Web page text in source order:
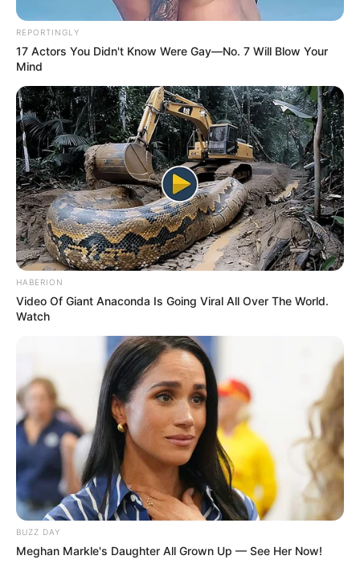
REPORTINGLY
17 Actors You Didn't Know Were Gay—No. 7 Will Blow Your
Mind
HABERION
Video Of Giant Anaconda Is Going Viral All Over The World.
Watch
BUZZ DAY
Meghan Markle's Daughter All Grown Up — See Her Now!